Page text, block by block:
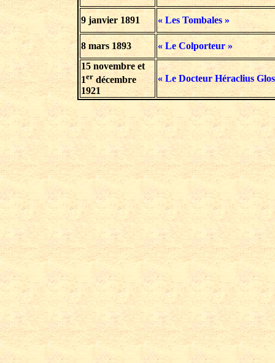
9 janvier 1891 « Les Tombales »
8 mars 1893
« Le Colporteur »
15 novembre et
1erdécembre
1921
« Le Docteur Héraclius